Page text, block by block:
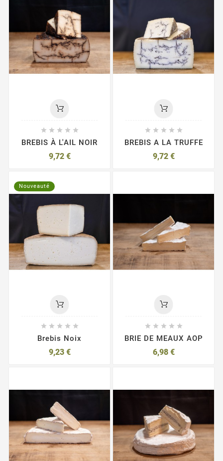
    
BREBIS À L'AIL NOIR
9,72 €
    
BREBIS A LA TRUFFE
9,72 €
Nouveauté
    
Brebis Noix
9,23 €
    
BRIE DE MEAUX AOP
6,98 €